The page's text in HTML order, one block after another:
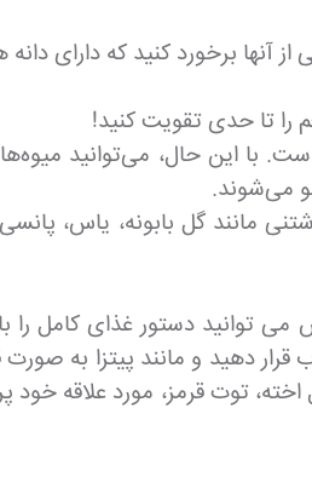
آنها برخورد کنید که دارای
را تا حدی تقویت کنید!
با این حال، می‌توانید
می‌شوند.
مانند گل بابونه، یاس،
توانید دستور غذای کامل را
توت قرمز، مورد علاقه